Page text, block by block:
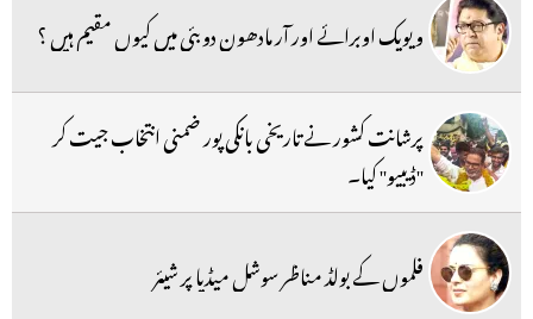
ویویک اوبرائے اور آر مادھون دوبئی میں کیوں مقیم ہیں ؟
پرشانت کشور نے تاریخی بانکی پور ضمنی انتخاب جیت کر
''ڈیبیو'' کیا۔
فلموں کے بولڈ مناظر سوشل میڈیا پر شیئر